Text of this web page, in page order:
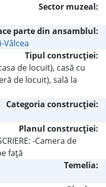
Sector muzeal:
parte din ansamblul:
Vâlcea
Tipul construcţiei:
de locuit), casă cu
de locuit), sală la
Categoria construcţiei:
Planul construcţiei:
-Camera de
faţă
Temelia: